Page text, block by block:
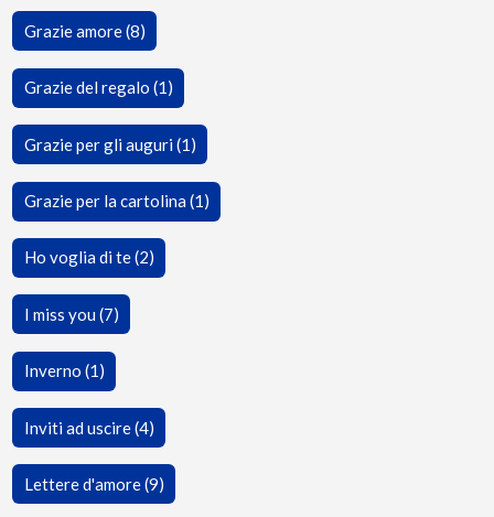
Grazie amore (8)
Grazie del regalo (1)
Grazie per gli auguri (1)
Grazie per la cartolina (1)
Ho voglia di te (2)
I miss you (7)
Inverno (1)
Inviti ad uscire (4)
Lettere d'amore (9)